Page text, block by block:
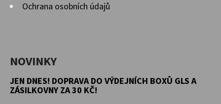
Ochrana osobních údajů
NOVINKY
JEN DNES! DOPRAVA DO VÝDEJNÍCH BOXŮ GLS A
ZÁSILKOVNY ZA 30 KČ!